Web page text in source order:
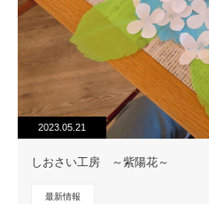
2023.05.21
しおさい工房 ～紫陽花～
最新情報